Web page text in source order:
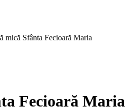
mică Sfânta Fecioară Maria
Fecioară Maria